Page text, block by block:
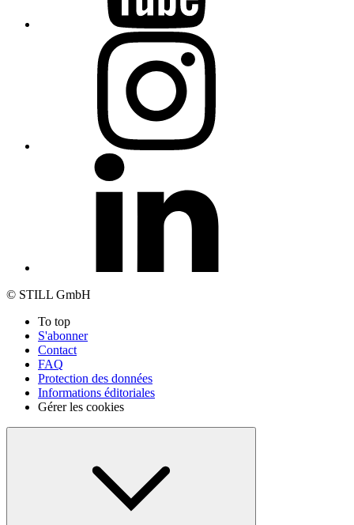
© STILL GmbH
To top
S'abonner
Contact
FAQ
Protection des données
Informations éditoriales
Gérer les cookies